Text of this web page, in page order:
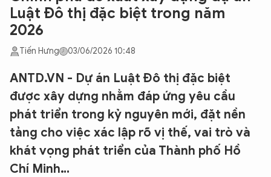
Luật Đô thị đặc biệt trong năm
2026
Tiến Hưng 03/06/2026 10:48
ANTD.VN - Dự án Luật Đô thị đặc biệt
được xây dựng nhằm đáp ứng yêu cầu
phát triển trong kỷ nguyên mới, đặt nền
tảng cho việc xác lập rõ vị thế, vai trò và
khát vọng phát triển của Thành phố Hồ
Chí Minh…